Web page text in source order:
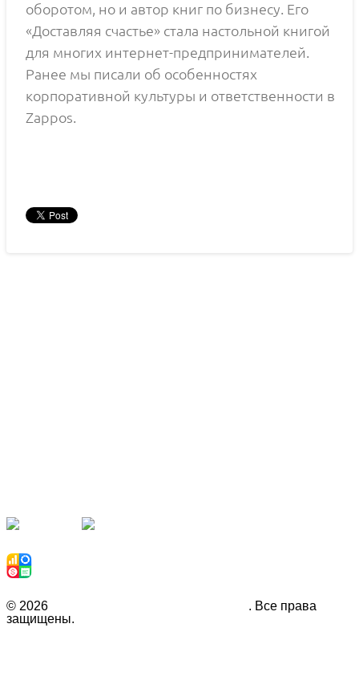
оборотом, но и автор книг по бизнесу. Его
«Доставляя счастье» стала настольной книгой
для многих интернет-предпринимателей.
Ранее мы писали об особенностях
корпоративной культуры и ответственности в
Zappos.
© 2026
. Все права
защищены.